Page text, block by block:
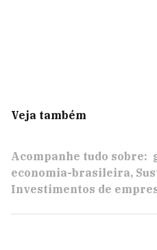
Veja também
Acompanhe tudo sobre:
economia-brasileira
Investimentos de